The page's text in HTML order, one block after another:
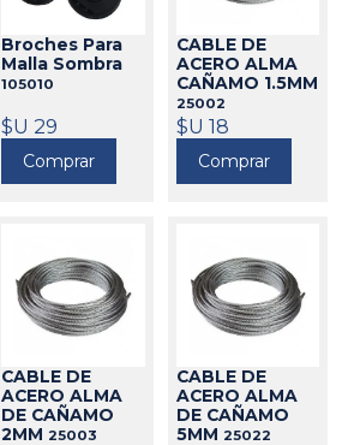
Broches Para
Malla Sombra
105010
$U 29
Comprar
CABLE DE
ACERO ALMA
CAÑAMO 1.5MM
25002
$U 18
Comprar
CABLE DE
ACERO ALMA
DE CAÑAMO
2MM25003
CABLE DE
ACERO ALMA
DE CAÑAMO
5MM 25022